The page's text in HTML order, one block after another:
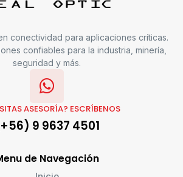
conectividad para aplicaciones críticas.
confiables para la industria, minería,
seguridad y más.
ASESORÍA? ESCRÍBENOS
9 9637 4501
de Navegación